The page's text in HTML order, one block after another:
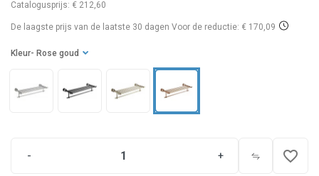
Catalogusprijs: € 212,60
De laagste prijs van de laatste 30 dagen Voor de reductie: € 170,09
Kleur - Rose goud
- + favorite_border